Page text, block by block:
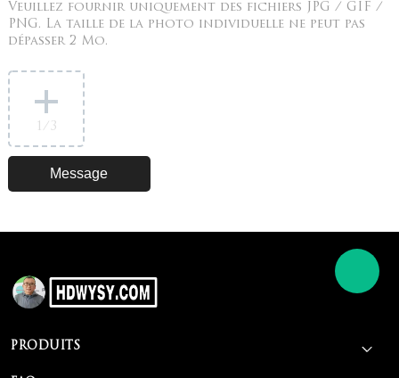
Veuillez fournir uniquement des fichiers JPG / GIF /
PNG. La taille de la photo individuelle ne peut pas
dépasser 2 Mo.
1 /3
PRODUITS